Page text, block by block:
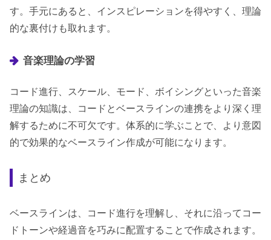
す。手元にあると、インスピレーションを得やすく、理論
的な裏付けも取れます。
音楽理論の学習
コード進行、スケール、モード、ボイシングといった音楽
理論の知識は、コードとベースラインの連携をより深く理
解するために不可欠です。体系的に学ぶことで、より意図
的で効果的なベースライン作成が可能になります。
まとめ
ベースラインは、コード進行を理解し、それに沿ってコー
ドトーンや経過音を巧みに配置することで作成されます。